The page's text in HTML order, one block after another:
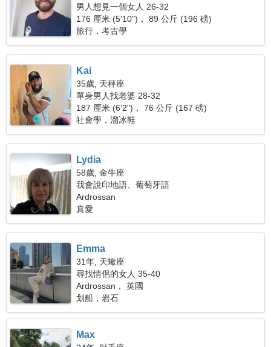
男人想見一個女人 26-32
176 厘米 (5'10")， 89 公斤 (196 磅)
旅行，考古學
Kai
35歲, 天秤座
單身男人找老婆 28-32
187 厘米 (6'2")， 76 公斤 (167 磅)
社會學，溜冰鞋
Lydia
58歲, 金牛座
我會說印地語、葡萄牙語
Ardrossan
真愛
Emma
31年, 天蠍座
尋找情侶的女人 35-40
Ardrossan， 英國
划船，岩石
Max